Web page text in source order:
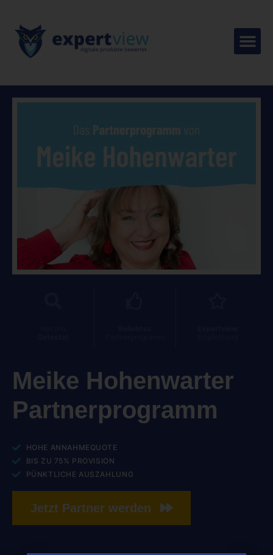
Meike Hohenwarter
Partnerprogramm
HOHE ANNAHMEQUOTE
BIS ZU 75% PROVISION
PÜNKTLICHE AUSZAHLUNG
Jetzt Partner werden